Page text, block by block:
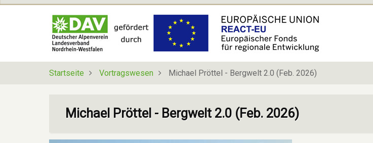
Direkt
Startseite Vortragswesen Michael Pröttel - Bergwelt 2.0 (Feb. 2026)
Michael Pröttel - Bergwelt 2.0 (Feb. 2026)